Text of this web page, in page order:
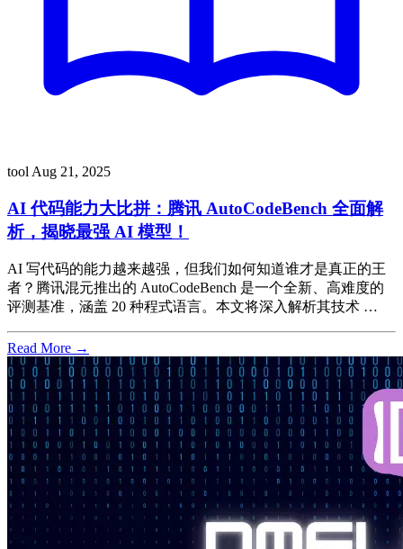
tool Aug 21, 2025
AI 代码能力大比拼：腾讯 AutoCodeBench 全面解
析，揭晓最强 AI 模型！
AI 写代码的能力越来越强，但我们如何知道谁才是真正的王
者？腾讯混元推出的 AutoCodeBench 是一个全新、高难度的
评测基准，涵盖 20 种程式语言。本文将深入解析其技术 …
Read More →